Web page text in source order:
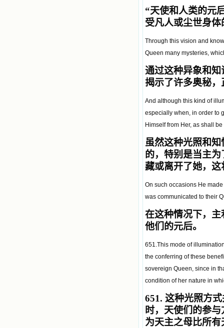
“天使和人类的元
受凡人或尘世身
Through this vision and
Queen many mysteries,
通过这种异象和
揭示了许多奥秘
And although this kind of
especially when, in order to
Himself from Her, as shall
虽然这种光照和
的，特别是当主
藏或离开了她，
On such occasions He
was communicated to their
在这种情况下， 主
他们的元后。
651.This mode of
the conferring of these
sovereign Queen, since in
condition of her nature in
651. 这种光照方
时， 天使们的参与
为天主之母比所